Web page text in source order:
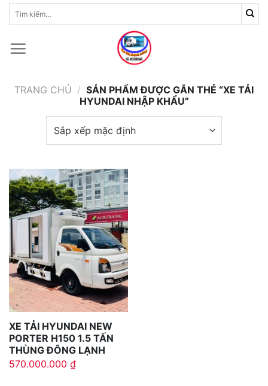
Skip
kiếm:
TRANG CHỦ / SẢN PHẨM ĐƯỢC GẮN THẺ “XE TẢI
HYUNDAI NHẬP KHẨU”
XE TẢI HYUNDAI NEW
PORTER H150 1.5 TẤN
THÙNG ĐÔNG LẠNH
570.000.000 ₫